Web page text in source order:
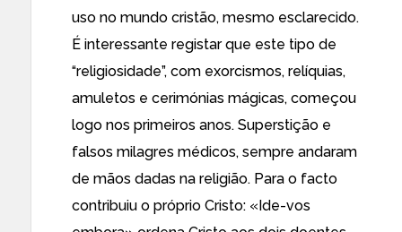
uso no mundo cristão, mesmo esclarecido.
É interessante registar que este tipo de
“religiosidade”, com exorcismos, relíquias,
amuletos e cerimónias mágicas, começou
logo nos primeiros anos. Superstição e
falsos milagres médicos, sempre andaram
de mãos dadas na religião. Para o facto
contribuiu o próprio Cristo: «Ide-vos